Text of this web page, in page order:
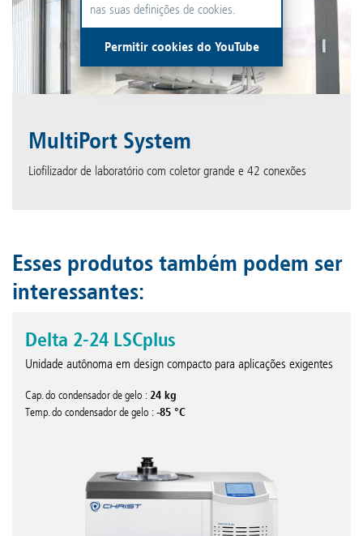
nas suas definições de cookies.
Permitir cookies do YouTube
MultiPort System
Liofilizador de laboratório com coletor grande e 42 conexões
Esses produtos também podem ser
interessantes:
Delta 2-24 LSCplus
Unidade autônoma em design compacto para aplicações exigentes
Cap. do condensador de gelo :24 kg
Temp. do condensador de gelo :-85 °C